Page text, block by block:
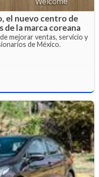
el nuevo centro de
de la marca coreana
mejorar ventas, servicio y
de México.